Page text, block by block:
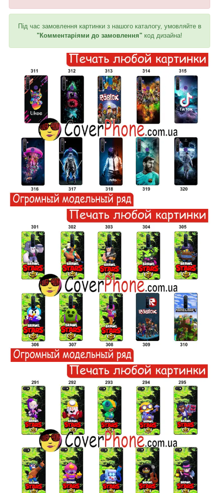
Під час замовлення картинки з нашого каталогу, умовляйте в
"Комментаріями до замовлення" код дизайна!